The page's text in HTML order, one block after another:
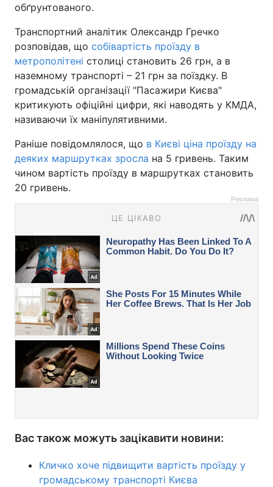
обґрунтованого.
Транспортний аналітик Олександр Гречко
розповідав, що собівартість проїзду в
метрополітені столиці становить 26 грн, а в
наземному транспорті – 21 грн за поїздку. В
громадській організації "Пасажири Києва"
критикують офіційні цифри, які наводять у КМДА,
називаючи їх маніпулятивними.
Раніше повідомлялося, що в Києві ціна проїзду на
деяких маршрутках зросла на 5 гривень. Таким
чином вартість проїзду в маршрутках становить
20 гривень.
Реклама
Вас також можуть зацікавити новини:
Кличко хоче підвищити вартість проїзду у
громадському транспорті Києва